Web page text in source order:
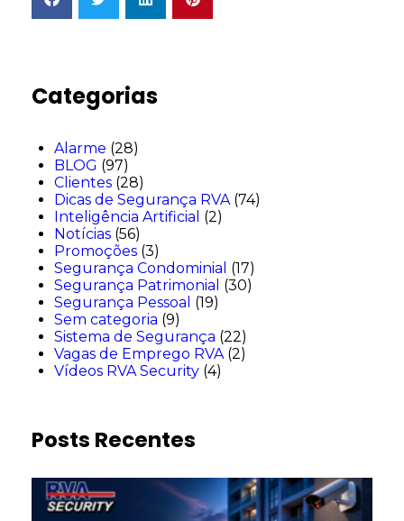
Categorias
Alarme (28)
BLOG (97)
Clientes (28)
Dicas de Segurança RVA(74)
Inteligência Artificial (2)
Notícias (56)
Promoções (3)
Segurança Condominial (17)
Segurança Patrimonial (30)
Segurança Pessoal (19)
Sem categoria (9)
Sistema de Segurança (22)
Vagas de Emprego RVA(2)
Vídeos RVA Security (4)
Posts Recentes